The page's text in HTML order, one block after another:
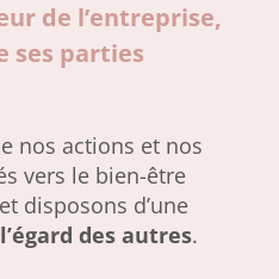
de l’entreprise,
ses parties
nos actions et nos
vers le bien-être
disposons d’une
des autres.